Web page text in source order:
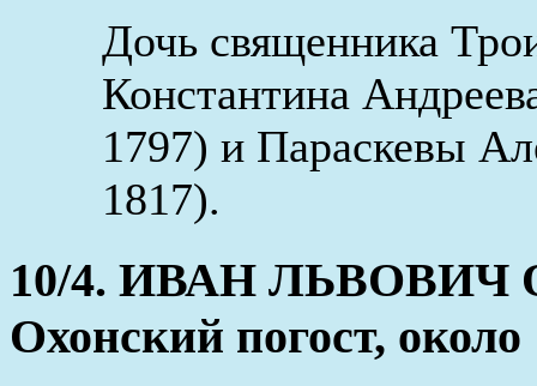
Дочь священника
Константина
1797) и Параскевы
1817).
10/4. ИВАН ЛЬВОВИЧ
Охонский погост,